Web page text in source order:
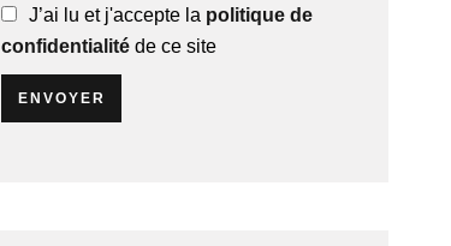
J’ai lu et j'accepte la politique de
confidentialité de ce site
ENVOYER